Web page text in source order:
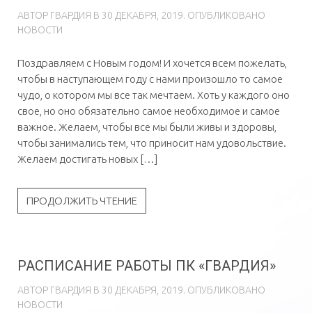
АВТОР ГВAРДИЯ В 30 ДЕКАБРЯ, 2019. ОПУБЛИКОВАНО
НОВОСТИ
Поздравляем с Новым годом! И хочется всем пожелать,
чтобы в наступающем году с нами произошло то самое
чудо, о котором мы все так мечтаем. Хоть у каждого оно
свое, но оно обязательно самое необходимое и самое
важное. Желаем, чтобы все мы были живы и здоровы,
чтобы занимались тем, что приносит нам удовольствие.
Желаем достигать новых […]
ПРОДОЛЖИТЬ ЧТЕНИЕ
РАСПИСАНИЕ РАБОТЫ ПК «ГВАРДИЯ»
АВТОР ГВAРДИЯ В 30 ДЕКАБРЯ, 2019. ОПУБЛИКОВАНО
НОВОСТИ